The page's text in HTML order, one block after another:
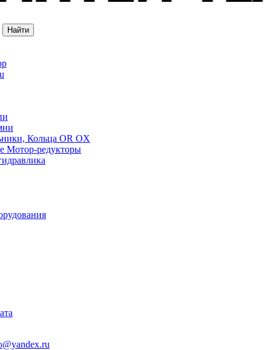
Кольца OR OX
Мотор-редукторы